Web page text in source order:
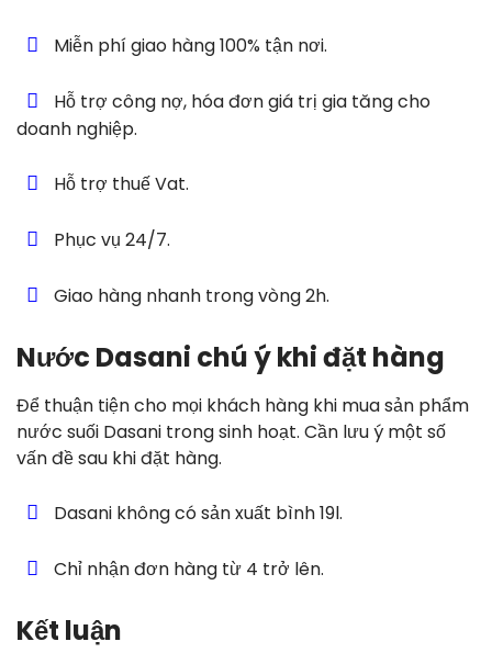
Miễn phí giao hàng 100% tận nơi.
Hỗ trợ công nợ, hóa đơn giá trị gia tăng cho
doanh nghiệp.
Hỗ trợ thuế Vat.
Phục vụ 24/7.
Giao hàng nhanh trong vòng 2h.
Nước Dasani chú ý khi đặt hàng
Để thuận tiện cho mọi khách hàng khi mua sản phẩm
nước suối Dasani trong sinh hoạt. Cần lưu ý một số
vấn đề sau khi đặt hàng.
Dasani không có sản xuất bình 19l.
Chỉ nhận đơn hàng từ 4 trở lên.
Kết luận